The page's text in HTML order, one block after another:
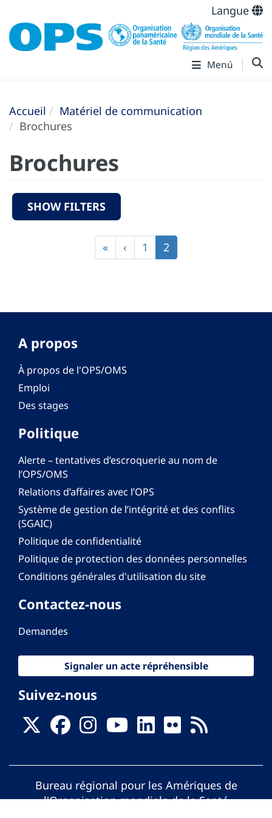
Langue
Menú
Accueil
Matériel de communication
Brochures
Brochures
SHOW FILTERS
Première
page
«
Page
précédente
‹ Page
1
Page
courante
2
A propos
À propos de l'OPS/OMS
Emploi
Des stages
Politique
Alerte – tentatives d’escroquerie au nom de
l’OPS/OMS
Relations d’affaires avec l’OPS
Système de gestion de l’intégrité et des conflits
(SGAIC)
Politique de confidentialité
Politique de protection des données personnelles
Conditions générales d'utilisation du site
Contactez-nous
Demandes
Signaler un acte répréhensible
Suivez-nous
Bureau régional pour les Amériques de
l'Organisation mondiale de la Santé